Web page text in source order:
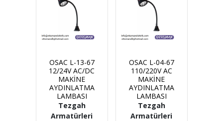
OSAC L-13-67
12/24V AC/DC
MAKİNE
AYDINLATMA
LAMBASI
Tezgah
Armatürleri
OSAC L-04-67
110/220V AC
MAKİNE
AYDINLATMA
LAMBASI
Tezgah
Armatürleri